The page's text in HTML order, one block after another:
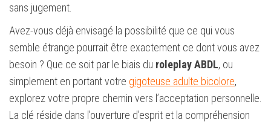
sans jugement.
Avez-vous déjà envisagé la possibilité que ce qui vous
semble étrange pourrait être exactement ce dont vous avez
besoin ? Que ce soit par le biais du roleplay ABDL, ou
simplement en portant votre gigoteuse adulte bicolore,
explorez votre propre chemin vers l’acceptation personnelle.
La clé réside dans l’ouverture d’esprit et la compréhension